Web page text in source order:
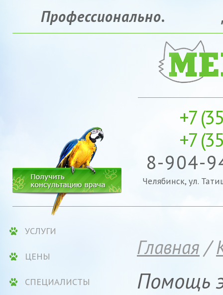
Профессионально.
+7
+7
8-904-
Челябинск, ул.
Главная /
Помощь
УСЛУГИ
ЦЕНЫ
СПЕЦИАЛИСТЫ